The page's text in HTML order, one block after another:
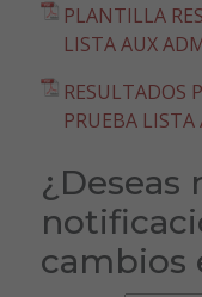
PLANTILLA
LISTA AUX
RESULTADOS
PRUEBA LISTA
¿Deseas
cambios